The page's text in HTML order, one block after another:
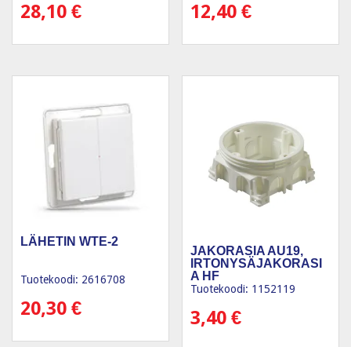
28,10 € 12,40€
LÄHETIN WTE-2
Tuotekoodi: 2616708
20,30 €
JAKORASIA AU19,
IRTONYSÄJAKORASI
A HF
Tuotekoodi: 1152119
3,40€